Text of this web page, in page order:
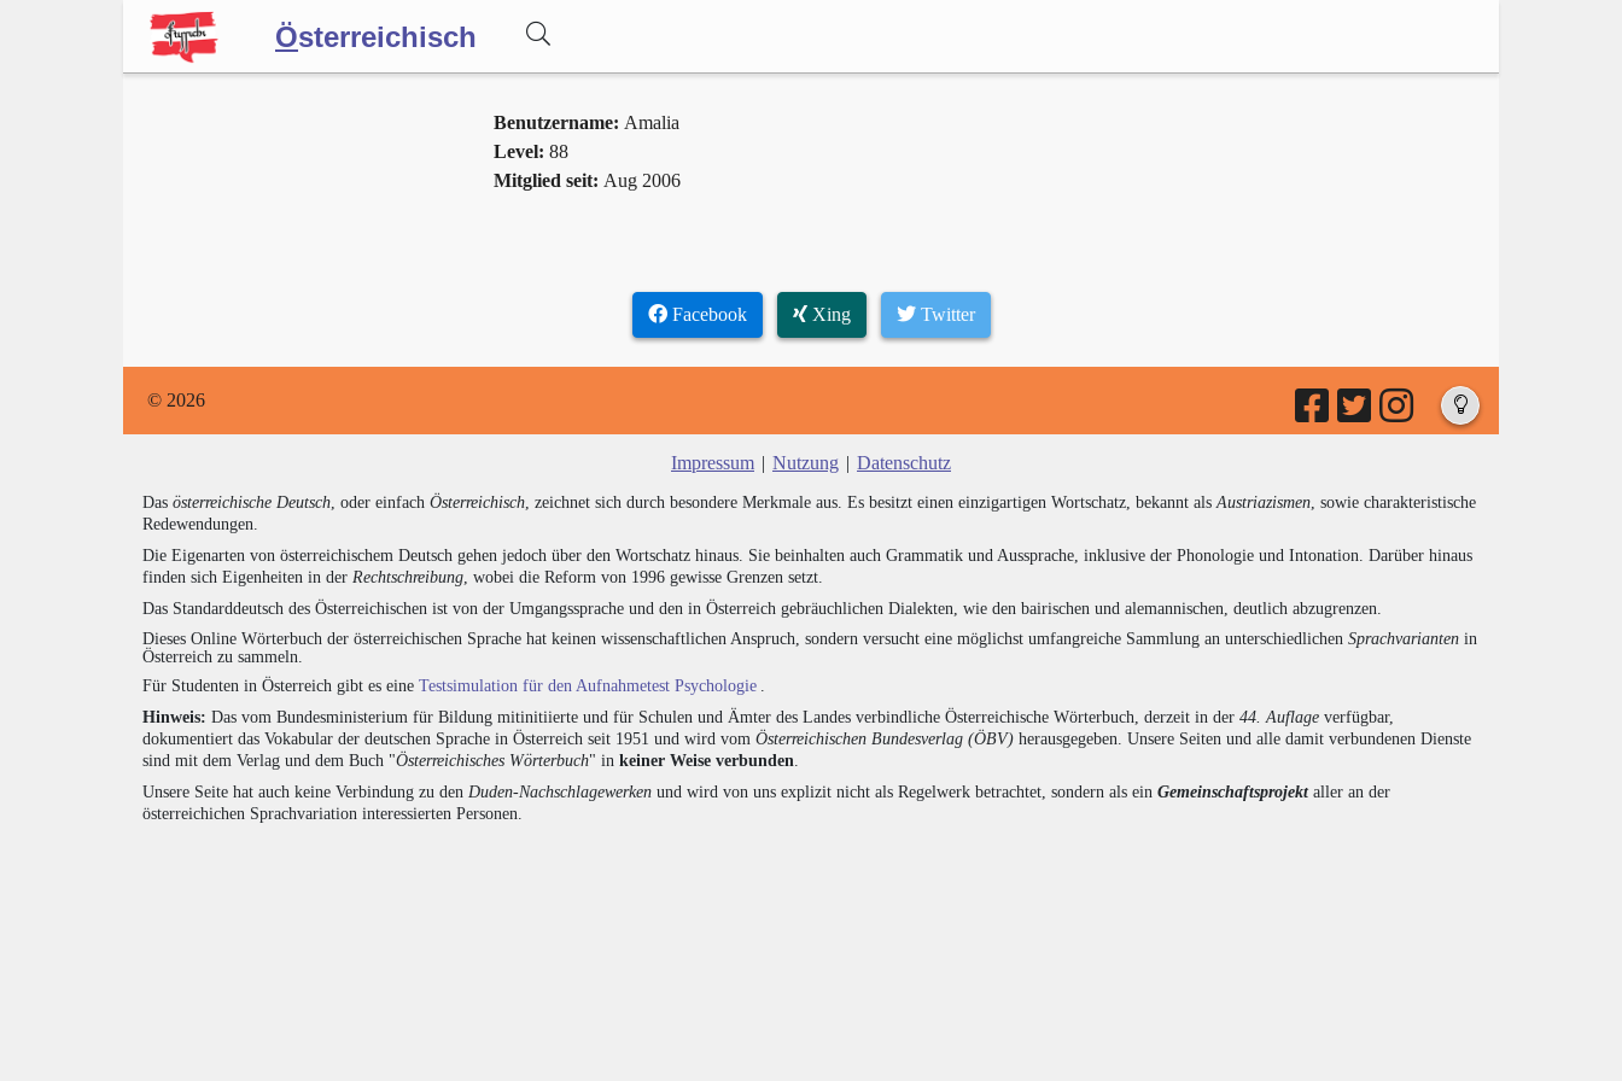
Österreichisch
Benutzername: Amalia
Level: 88
Mitglied seit: Aug 2006
Facebook Xing Twitter
© 2026
Impressum | Nutzung | Datenschutz
Das österreichische Deutsch , oder einfach Österreichisch , zeichnet sich durch besondere Merkmale aus. Es besitzt einen einzigartigen Wortschatz, bekannt als Austriazismen , sowie charakteristische
Redewendungen.
Die Eigenarten von österreichischem Deutsch gehen jedoch über den Wortschatz hinaus. Sie beinhalten auch Grammatik und Aussprache, inklusive der Phonologie und Intonation. Darüber hinaus
finden sich Eigenheiten in der Rechtschreibung , wobei die Reform von 1996 gewisse Grenzen setzt.
Das Standarddeutsch des Österreichischen ist von der Umgangssprache und den in Österreich gebräuchlichen Dialekten, wie den bairischen und alemannischen, deutlich abzugrenzen.
Dieses Online Wörterbuch der österreichischen Sprache hat keinen wissenschaftlichen Anspruch, sondern versucht eine möglichst umfangreiche Sammlung an unterschiedlichen Sprachvarianten in
Österreich zu sammeln.
Für Studenten in Österreich gibt es eine Testsimulation für den Aufnahmetest Psychologie
Hinweis: Das vom Bundesministerium für Bildung mitinitiierte und für Schulen und Ämter des Landes verbindliche Österreichische Wörterbuch, derzeit in der 44. Auflage verfügbar,
dokumentiert das Vokabular der deutschen Sprache in Österreich seit 1951 und wird vom Österreichischen Bundesverlag (ÖBV) herausgegeben. Unsere Seiten und alle damit verbundenen Dienste
sind mit dem Verlag und dem Buch "Österreichisches Wörterbuch" in keiner Weise verbunden
Unsere Seite hat auch keine Verbindung zu den Duden-Nachschlagewerken und wird von uns explizit nicht als Regelwerk betrachtet, sondern als ein Gemeinschaftsprojektaller an der
österreichichen Sprachvariation interessierten Personen.